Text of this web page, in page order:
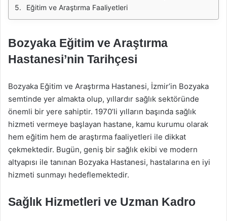
Eğitim ve Araştırma Faaliyetleri
Bozyaka Eğitim ve Araştırma
Hastanesi’nin Tarihçesi
Bozyaka Eğitim ve Araştırma Hastanesi, İzmir’in Bozyaka
semtinde yer almakta olup, yıllardır sağlık sektöründe
önemli bir yere sahiptir. 1970’li yılların başında sağlık
hizmeti vermeye başlayan hastane, kamu kurumu olarak
hem eğitim hem de araştırma faaliyetleri ile dikkat
çekmektedir. Bugün, geniş bir sağlık ekibi ve modern
altyapısı ile tanınan Bozyaka Hastanesi, hastalarına en iyi
hizmeti sunmayı hedeflemektedir.
Sağlık Hizmetleri ve Uzman Kadro